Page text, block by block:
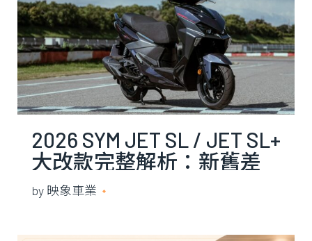
2026 SYM JET SL / JET SL+
大改款完整解析：新舊差
在哪、C-TCS 值不值得加
價？
by 映象車業